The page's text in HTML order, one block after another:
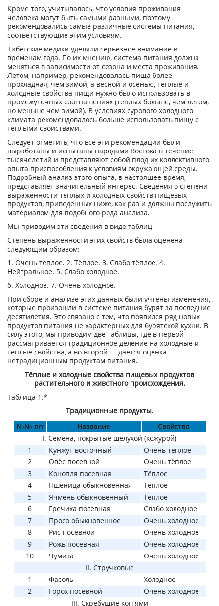
Кроме того, учитывалось, что условия проживания
человека могут быть самыми разными, поэтому
рекомендовались самые различные системы питания,
соответствующие этим условиям.
Тибетские медики уделяли серьезное внимание и
временам года. По их мнению, система питания должна
меняться в зависимости от сезона и места проживания.
Летом, например, рекомендовалась пища более
прохладная, чем зимой, а весной и осенью, тёплые и
холодные свойства пищи нужно было использовать в
промежуточных соотношениях (тёплых больше, чем летом,
но меньше чем зимой). В условиях сурового холодного
климата рекомендовалось больше использовать пищу с
тёплыми свойствами.
Следует отметить, что все эти рекомендации были
выработаны и испытаны народами Востока в течение
тысячелетий и представляют собой плод их коллективного
опыта приспособления к условиям окружающей среды.
Подробный анализ этого опыта, в настоящее время,
представляет значительный интерес. Сведения о степени
выраженности тёплых и холодных свойств пищевых
продуктов, приведенных ниже, как раз и должны послужить
материалом для подобного рода анализа.
Мы приводим эти сведения в виде таблиц.
Степень выраженности этих свойств была оценена
следующим образом:
1. Очень тёплое. 2. Тёплое. 3. Слабо тёплое. 4.
Нейтральное. 5. Слабо холодное.
6. Холодное. 7. Очень холодное.
При сборе и анализе этих данных были учтены изменения,
которые произошли в системе питания бурят за последние
десятилетия. Это связано с тем, что появился ряд новых
продуктов питания не характерных для бурятской кухни. В
силу этого, мы приводим две таблицы, где в первой
рассматривается традиционное деление на холодные и
тёплые свойства, а во второй — дается оценка
нетрадиционным продуктам питания.
Тёплые и холодные свойства пищевых продуктов
растительного и животного происхождения.
Таблица 1.*
Традиционные продукты.
№№ пп
Название
Свойство
I. Семена, покрытые шелухой (кожурой)
1
Кунжут восточный
Очень тёплое
2
Овёс посевной
Очень тёплое
3
Конопля посевная
Тёплое
4
Пшеница обыкновенная
Тёплое
5
Ячмень обыкновенный
Тёплое
6
Гречиха посевная
Слабо холодное
7
Просо обыкновенное
Очень холодное
8
Рис посевной
Очень холодное
9
Рожь посевная
Очень холодное
10
Чумиза
Очень холодное
II. Стручковые
1
Фасоль
Холодное
2
Горох посевной
Очень холодное
III. Скребущие когтями